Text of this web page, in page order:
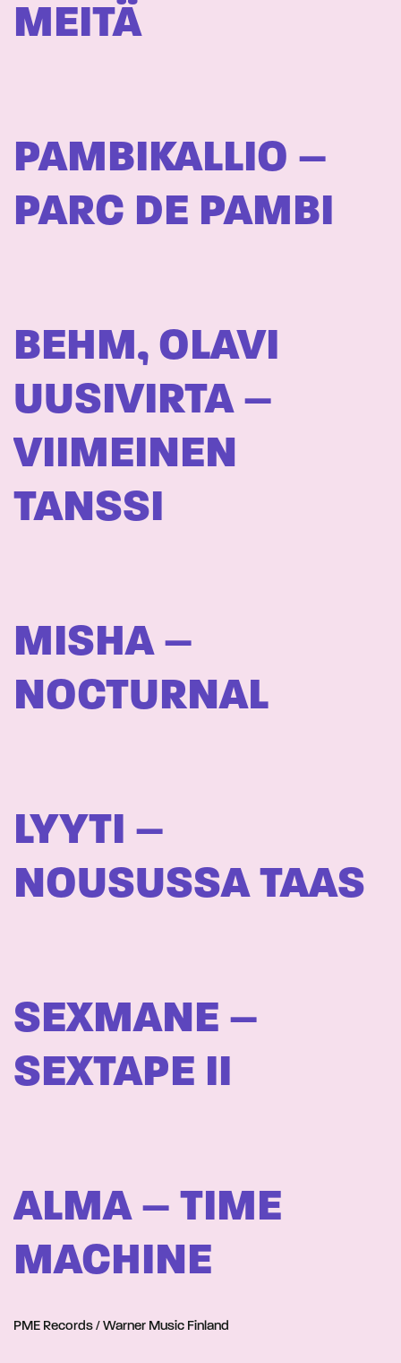
MEITÄ
PAMBIKALLIO –
PARC DE PAMBI
BEHM, OLAVI
UUSIVIRTA –
VIIMEINEN
TANSSI
MISHA –
NOCTURNAL
LYYTI –
NOUSUSSA TAAS
SEXMANE –
SEXTAPE II
ALMA – TIME
MACHINE
PME Records / Warner Music Finland